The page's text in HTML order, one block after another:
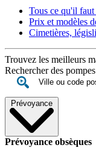
Tous ce qu'il faut
Prix et modèles
Cimetières,
Trouvez les meilleurs
Rechercher des
Prévoyance
Prévoyance obsèques